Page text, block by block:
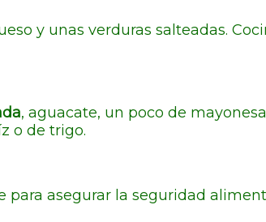
y unas verduras salteadas.
, aguacate, un poco de
o de trigo.
para asegurar la seguridad